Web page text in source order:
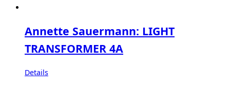
Annette Sauermann: LIGHT
TRANSFORMER 4A
Details